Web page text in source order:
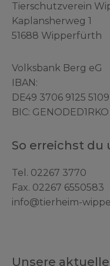
Tierschutzverein
Kaplansherweg 1
51688 Wipperfürth
Volksbank Berg eG
IBAN:
DE49 3706 9125
BIC: GENODED1RKO
So erreichst du
Tel. 02267 3770
Fax. 02267 6550583
info@tierheim-
Unsere